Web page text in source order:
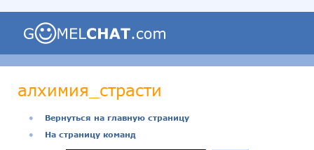
алхимия_страсти
●
Вернуться на главную страницу
●
На страницу команд